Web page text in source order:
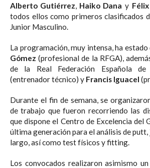
Alberto Gutiérrez Haiko Dana y
todos ellos como primeros clasificados
Junior Masculino.
La programación, muy intensa, ha
Gómez (profesional de la RFGA),
de la Real Federación Española
(entrenador técnico) y Francis Iguacel
Durante el fin de semana, se
de trabajo que fueron recorriendo las
que dispone el Centro de Excelencia del
última generación para el análisis de
largo, así como test físicos y fitting.
Los convocados realizaron asimismo